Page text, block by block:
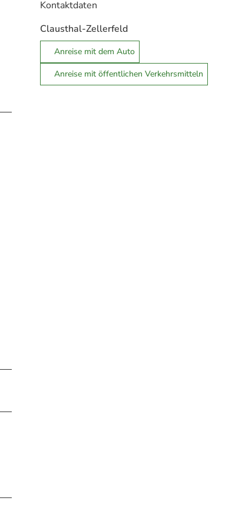
Kontaktdaten
Clausthal-Zellerfeld
Anreise mit dem Auto
Anreise mit öffentlichen Verkehrsmitteln